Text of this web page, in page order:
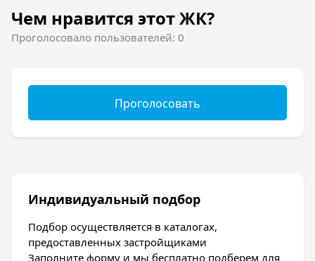
игровых площадках, предусмотренных под
любой возраст. Для спортсменов имеются
площадки с различными тренажерами. Чтобы
Отделка квартир
отделкой. Это значит, что:
Приборы учета, металлические входные
Чем нравится этот ЖК?
Проголосовало пользователей: 0
Проголосовать
Индивидуальный подбор
Подбор осуществляется в каталогах,
предоставленных застройщиками
Заполните форму и мы бесплатно подберем для